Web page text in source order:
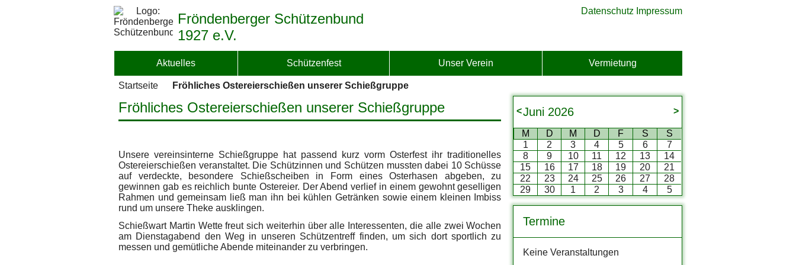
Fröndenberger Schützenbund
1927 e.V.
Aktuelles Schützenfest Unser Verein Vermietung
Datenschutz Impressum
Startseite Fröhliches Ostereierschießen unserer Schießgruppe
Fröhliches Ostereierschießen unserer Schießgruppe
Unsere vereinsinterne Schießgruppe hat passend kurz vorm Osterfest ihr traditionelles
Ostereierschießen veranstaltet. Die Schützinnen und Schützen mussten dabei 10 Schüsse
auf verdeckte, besondere Schießscheiben in Form eines Osterhasen abgeben, zu
gewinnen gab es reichlich bunte Ostereier. Der Abend verlief in einem gewohnt geselligen
Rahmen und gemeinsam ließ man ihn bei kühlen Getränken sowie einem kleinen Imbiss
rund um unsere Theke ausklingen.
Schießwart Martin Wette freut sich weiterhin über alle Interessenten, die alle zwei Wochen
am Dienstagabend den Weg in unseren Schützentreff finden, um sich dort sportlich zu
messen und gemütliche Abende miteinander zu verbringen.
Juni 2026
< >
M D M D F S
S
1
2 3 4 5 6
7
8
9 10 11 12 13
14
15
16 17 18 19 20
21
22
23 24 25 26 27
28
29
30 1 2 3 4 5
Termine
Keine Veranstaltungen